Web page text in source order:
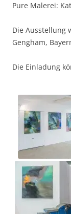
Pure Malerei:
Die Ausstellung
Gengham,
Die Einladung